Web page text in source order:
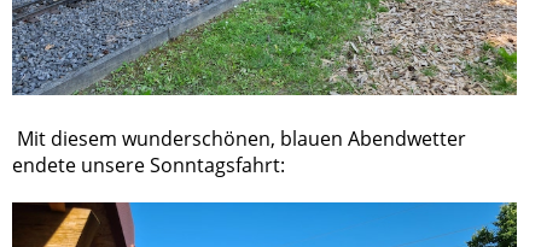
Mit diesem wunderschönen, blauen Abendwetter
endete unsere Sonntagsfahrt: